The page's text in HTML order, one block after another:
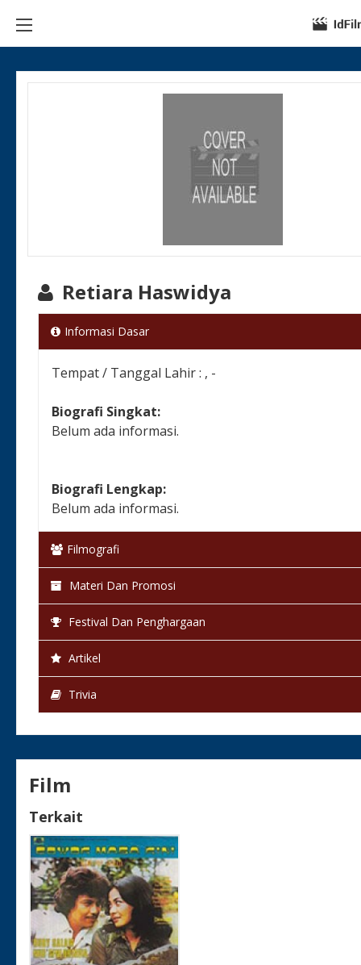
Retiara Haswidya
Informasi Dasar
Tempat / Tanggal Lahir : , -
Biografi Singkat:
Belum ada informasi.
Biografi Lengkap:
Belum ada informasi.
Filmografi
Materi Dan Promosi
Festival Dan Penghargaan
Artikel
Trivia
Film
Terkait